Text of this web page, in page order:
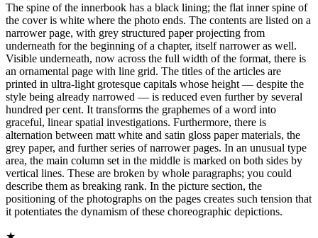
The spine of the innerbook has a black lining; the flat inner spine of
the cover is white where the photo ends. The contents are listed on a
narrower page, with grey structured paper projecting from
underneath for the beginning of a chapter, itself narrower as well.
Visible underneath, now across the full width of the format, there is
an ornamental page with line grid. The titles of the articles are
printed in ultra-light grotesque capitals whose height — despite the
style being already narrowed — is reduced even further by several
hundred per cent. It transforms the graphemes of a word into
graceful, linear spatial investigations. Furthermore, there is
alternation between matt white and satin gloss paper materials, the
grey paper, and further series of narrower pages. In an unusual type
area, the main column set in the middle is marked on both sides by
vertical lines. These are broken by whole paragraphs; you could
describe them as breaking rank. In the picture section, the
positioning of the photographs on the pages creates such tension that
it potentiates the dynamism of these choreographic depictions.